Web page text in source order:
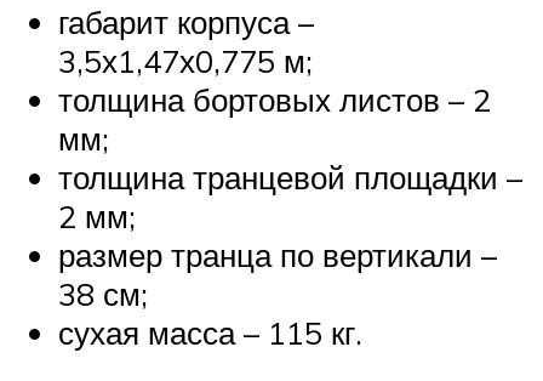
габарит корпуса –
3,5х1,47х0,775 м;
толщина бортовых листов – 2
мм;
толщина транцевой площадки –
2 мм;
размер транца по вертикали –
38 см;
сухая масса – 115 кг.